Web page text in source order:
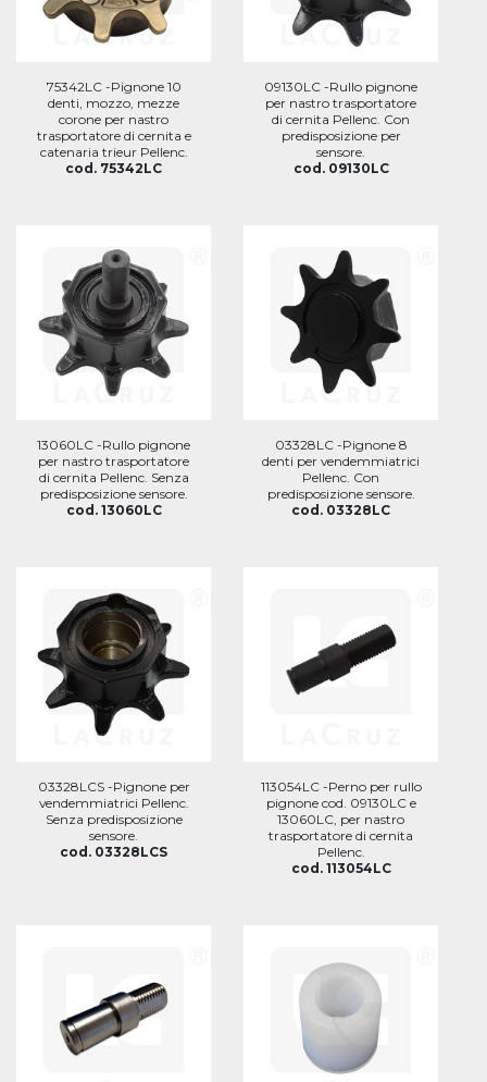
75342LC -Pignone 10
denti, mozzo, mezze
corone per nastro
trasportatore di cernita e
catenaria trieur Pellenc.
cod. 75342LC
09130LC -Rullo pignone
per nastro trasportatore
di cernita Pellenc. Con
predisposizione per
sensore.
cod. 09130LC
13060LC -Rullo pignone
per nastro trasportatore
di cernita Pellenc. Senza
predisposizione sensore.
cod. 13060LC
03328LC -Pignone 8
denti per vendemmiatrici
Pellenc. Con
predisposizione sensore.
cod. 03328LC
03328LCS -Pignone per
vendemmiatrici Pellenc.
Senza predisposizione
sensore.
cod. 03328LCS
113054LC -Perno per rullo
pignone cod. 09130LC e
13060LC, per nastro
trasportatore di cernita
Pellenc.
cod. 113054LC